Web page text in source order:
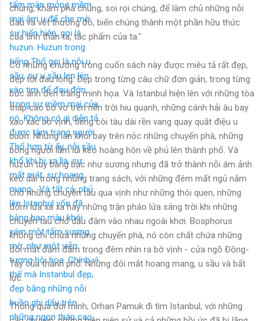
chúng, khám phá chúng, soi rọi chúng, để làm chủ những nỗi
đau và vết thương đó, biến chúng thành một phần hữu thức
của tinh thần ta, tác phẩm của ta."
Có những chương trong cuốn sách này được miêu tả rất đẹp,
đẹp tới đau lòng. Đẹp trong từng câu chữ đơn giản, trong từng
bức ảnh đen trắng minh họa. Và Istanbul hiện lên với những tòa
tháp cao bơ vơ trên nền trời hiu quạnh, những cánh hải âu bay
xao xác bờ vịnh, tiếng còi tàu dài rền vang quay quắt điệu u
buồn. Những làn khói bay trên nóc những chuyến phà, những
bóng người lầm lũi kéo hoàng hôn về phủ lên thành phố. Và
huzun tuy bàng bạc như sương nhưng đã trở thành nỗi ám ảnh
kéo dài trong những trang sách, với những đêm mất ngủ nằm
chờ những chuyến tàu qua vịnh như những thói quen, những
đốm lửa xa xa hay những trận pháo lửa sáng trời khi những
chuyến tàu chở dầu đâm vào nhau ngoài khơi. Bosphorus
không chỉ chứa những chuyến phà, nó còn chất chứa những
đôi mắt đăm đăm trong đêm nhìn ra bờ vịnh - cửa ngõ Đông-
Tây của thành phố. Những đôi mắt hoang mang, u sầu và bất
lực.
Thông qua đời mình, Orhan Pamuk đi tìm Istanbul, với những